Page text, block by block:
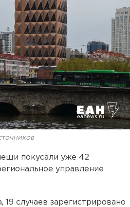
покусали уже 42
управление
19 случаев зарегистрировано